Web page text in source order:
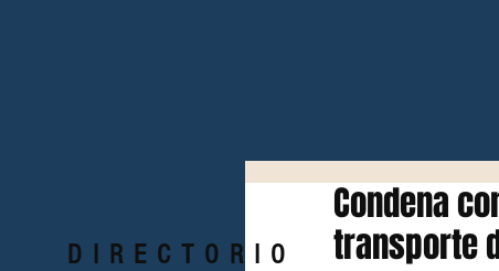
Condena
transporte
DIRECTORIO